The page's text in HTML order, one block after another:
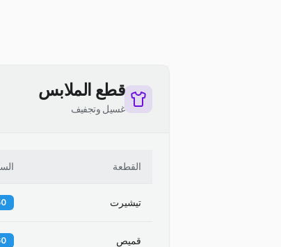
قطع الملابس
غسيل وتجفيف
القطعة
تيشيرت
قميص